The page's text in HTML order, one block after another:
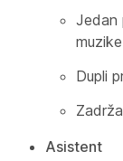
Jedan
muzike
Dupli
Asistent